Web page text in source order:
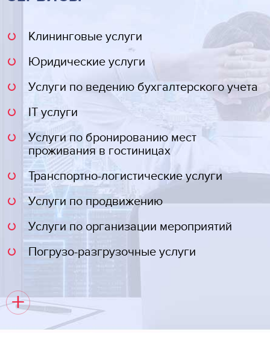
Клининговые услуги
Юридические услуги
Услуги по ведению бухгалтерского учета
IT услуги
Услуги по бронированию мест
проживания в гостиницах
Транспортно-логистические услуги
Услуги по продвижению
Услуги по организации мероприятий
Погрузо-разгрузочные услуги
+